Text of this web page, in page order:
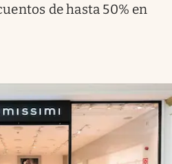
de hasta 50% en